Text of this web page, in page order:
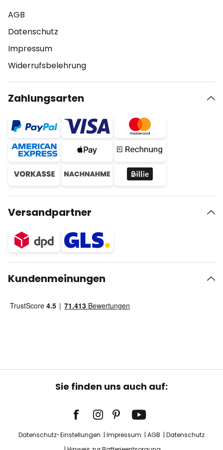
AGB
Datenschutz
Impressum
Widerrufsbelehrung
Zahlungsarten
Versandpartner
Kundenmeinungen
Sie finden uns auch auf:
Datenschutz-Einstellungen Impressum AGB
Datenschutz